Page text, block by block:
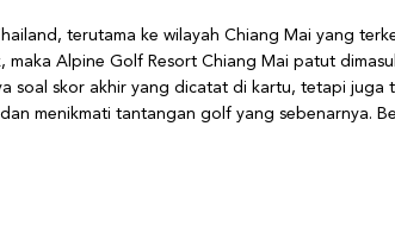
terutama ke wilayah Chiang Mai yang
Alpine Golf Resort Chiang Mai patut
soal skor akhir yang dicatat di kartu, tetapi juga
menikmati tantangan golf yang sebenarnya.